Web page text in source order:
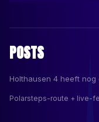
POSTS
Holthausen 4 heeft nog
Polarsteps-route + live-